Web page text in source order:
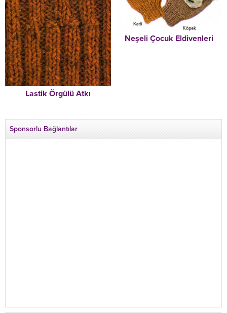
Lastik Örgülü Atkı
Neşeli Çocuk Eldivenleri
Sponsorlu Bağlantılar